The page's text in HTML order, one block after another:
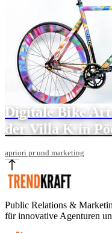
Digitale Bike
der Villa K in
apriori pr und marketing
Public Relations &
für innovative Agenturen